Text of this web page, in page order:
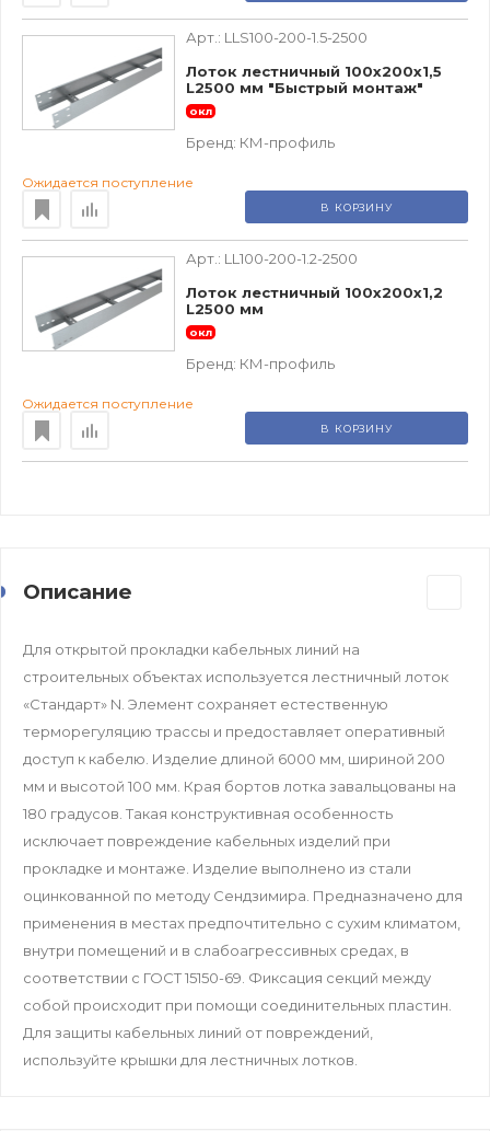
Арт.: LLS100-200-1.5-2500
Лоток лестничный 100х200х1,5
L2500 мм "Быстрый монтаж"
окл
Бренд: КМ-профиль
Ожидается поступление
В КОРЗИНУ
Арт.: LL100-200-1.2-2500
Лоток лестничный 100х200х1,2
L2500 мм
окл
Бренд: КМ-профиль
Ожидается поступление
В КОРЗИНУ
Описание
Для открытой прокладки кабельных линий на
строительных объектах используется лестничный лоток
«Стандарт» N. Элемент сохраняет естественную
терморегуляцию трассы и предоставляет оперативный
доступ к кабелю. Изделие длиной 6000 мм, шириной 200
мм и высотой 100 мм. Края бортов лотка завальцованы на
180 градусов. Такая конструктивная особенность
исключает повреждение кабельных изделий при
прокладке и монтаже. Изделие выполнено из стали
оцинкованной по методу Сендзимира. Предназначено для
применения в местах предпочтительно с сухим климатом,
внутри помещений и в слабоагрессивных средах, в
соответствии с ГОСТ 15150-69. Фиксация секций между
собой происходит при помощи соединительных пластин.
Для защиты кабельных линий от повреждений,
используйте крышки для лестничных лотков.